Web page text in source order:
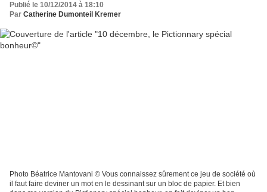
Publié le 10/12/2014 à 18:10
Par Catherine Dumonteil Kremer
Photo Béatrice Mantovani © Vous connaissez sûrement ce jeu de société où
il faut faire deviner un mot en le dessinant sur un bloc de papier. Et bien